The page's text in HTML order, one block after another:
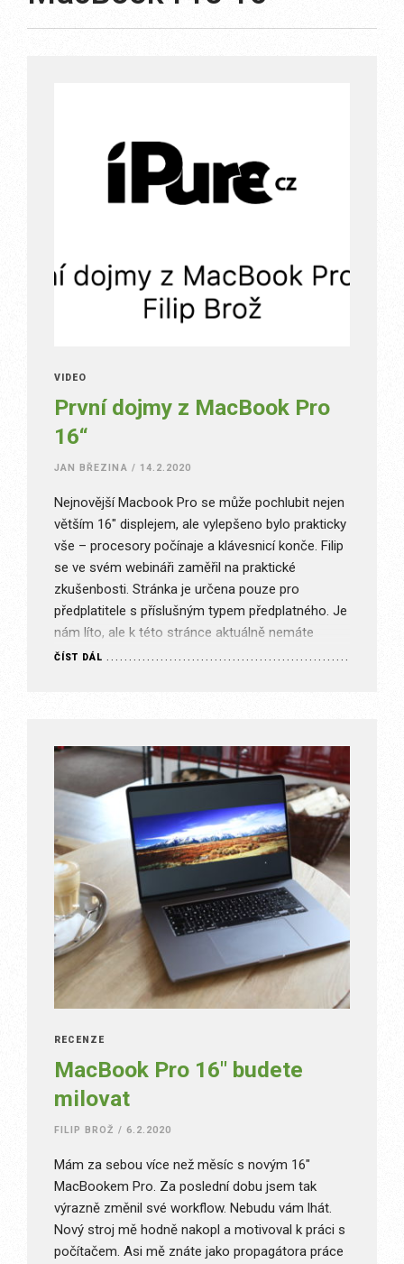
VIDEO
První dojmy z MacBook Pro
16“
JAN BŘEZINA / 14.2.2020
Nejnovější Macbook Pro se může pochlubit nejen
větším 16″ displejem, ale vylepšeno bylo prakticky
vše – procesory počínaje a klávesnicí konče. Filip
se ve svém webináři zaměřil na praktické
zkušenbosti. Stránka je určena pouze pro
předplatitele s příslušným typem předplatného. Je
nám líto, ale k této stránce aktuálně nemáte
přístup. Co může být špatně? Nejste…
ČÍST DÁL
RECENZE
MacBook Pro 16″ budete
milovat
FILIP BROŽ / 6.2.2020
Mám za sebou více než měsíc s novým 16″
MacBookem Pro. Za poslední dobu jsem tak
výrazně změnil své workflow. Nebudu vám lhát.
Nový stroj mě hodně nakopl a motivoval k práci s
počítačem. Asi mě znáte jako propagátora práce